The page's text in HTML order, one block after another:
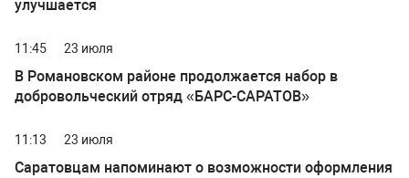
улучшается
11:45 23 июля
В Романовском районе продолжается набор в
добровольческий отряд «БАРС-САРАТОВ»
11:13 23 июля
Саратовцам напоминают о возможности оформления